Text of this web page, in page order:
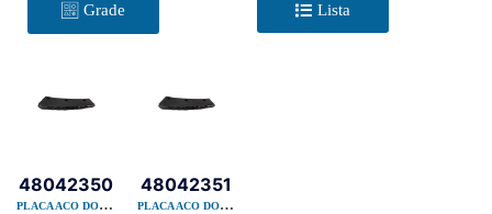
Grade Lista
PLACA ACO DO ROTOR DIREITA
48042350
PLACA ACO DO ROTOR DIREITA
48042351